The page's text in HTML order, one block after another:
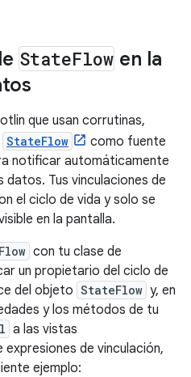
StateFlow en la
que usan corrutinas,
StateFlow
como fuente
notificar automáticamente
datos. Tus vinculaciones de
el ciclo de vida y solo se
en la pantalla.
con tu clase de
un propietario del ciclo de
del objeto StateFlow y, en
y los métodos de tu
a las vistas
de vinculación,
ejemplo: